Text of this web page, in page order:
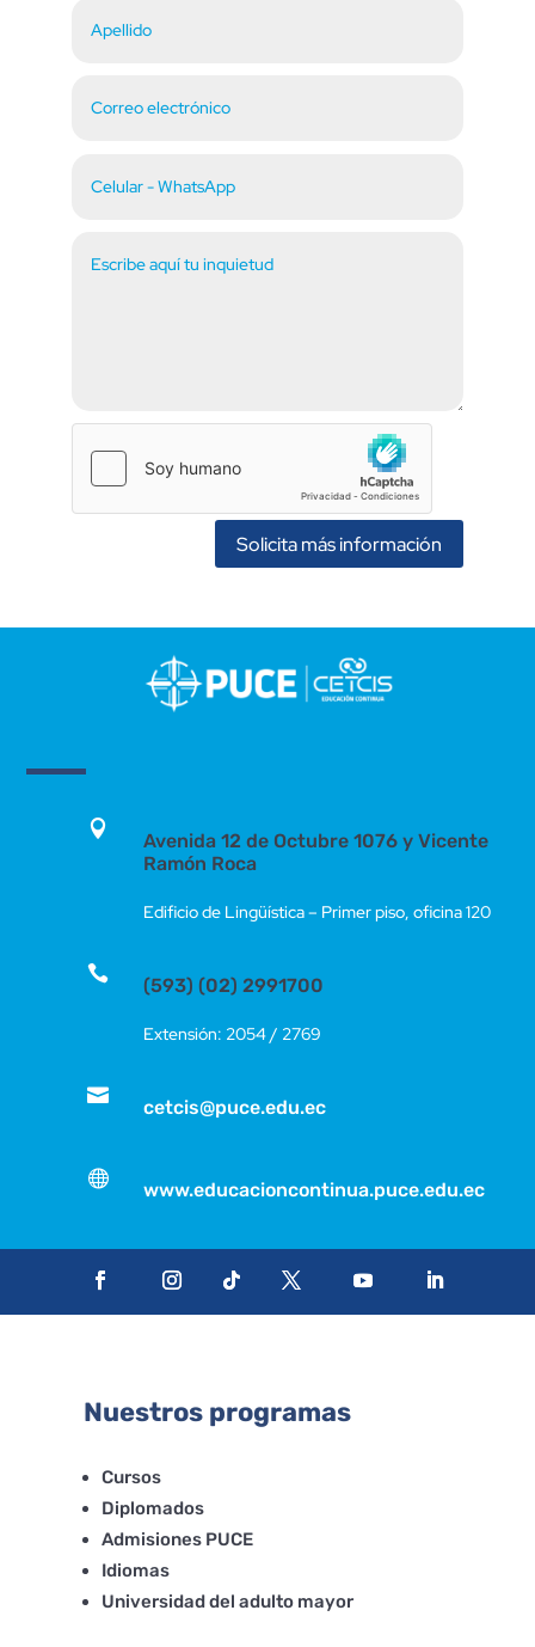
Solicita más información

Avenida 12 de Octubre 1076 y Vicente
Ramón Roca
Edificio de Lingüística – Primer piso, oficina 120

(593) (02) 2991700
Extensión: 2054 / 2769

cetcis@puce.edu.ec

www.educacioncontinua.puce.edu.ec
Nuestros programas
Cursos
Diplomados
Admisiones PUCE
Idiomas
Universidad del adulto mayor